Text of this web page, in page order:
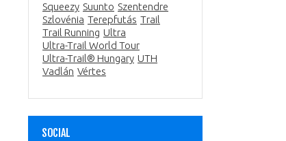
Squeezy Suunto Szentendre
Szlovénia Terepfutás Trail
Trail Running Ultra
Ultra-Trail World Tour
Ultra-Trail® Hungary UTH
Vadlán Vértes
SOCIAL